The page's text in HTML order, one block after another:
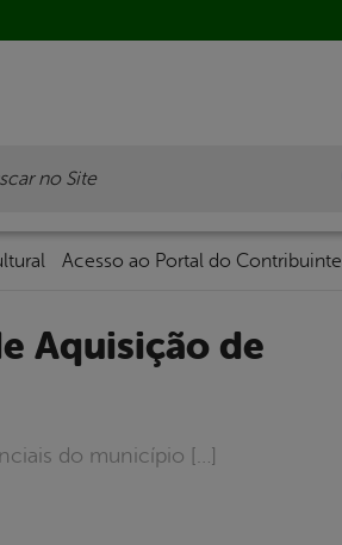
Acesso ao Portal do Contribuinte
do município […]